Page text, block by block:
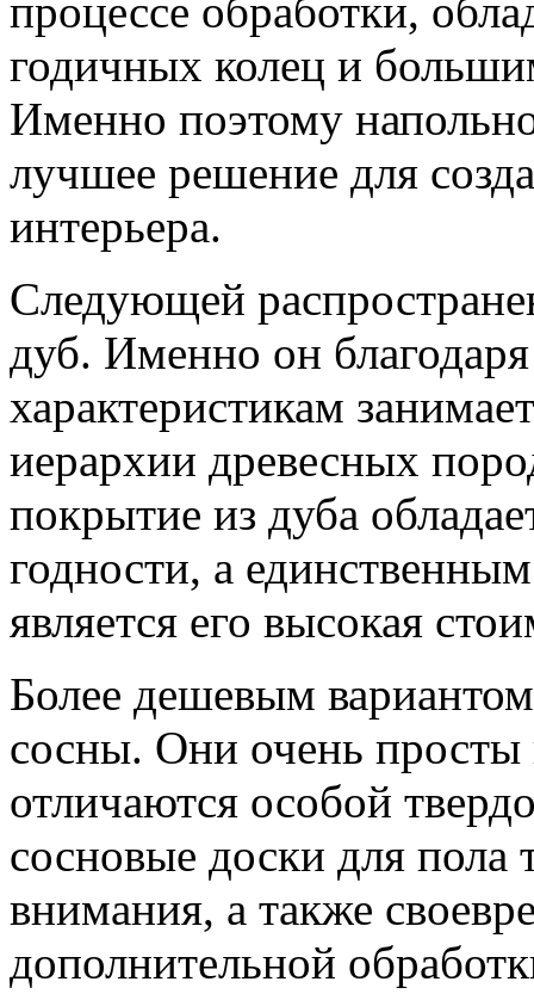
процессе обработки,
годичных колец и
Именно поэтому
лучшее решение для
интерьера.
Следующей
дуб. Именно он
характеристикам
иерархии древесных
покрытие из дуба
годности, а
является его высокая
Более дешевым
сосны. Они очень просты
отличаются особой
сосновые доски для пола
внимания, а также
дополнительной